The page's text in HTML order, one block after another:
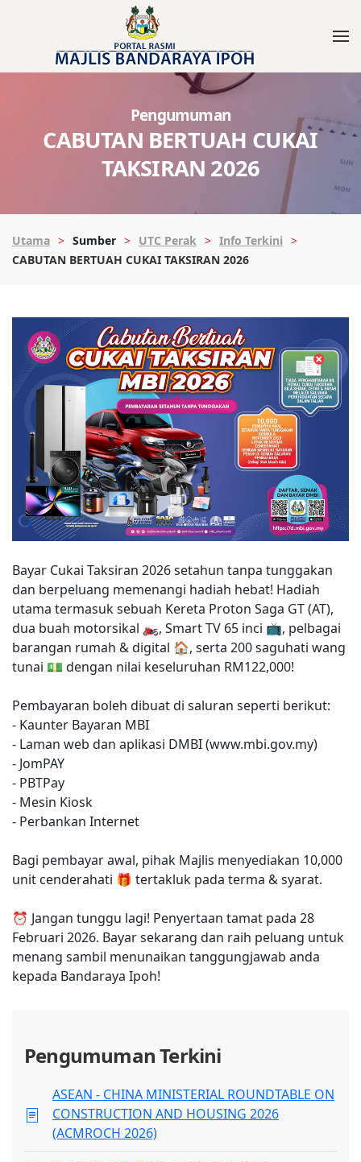
Pengumuman
CABUTAN BERTUAH CUKAI
TAKSIRAN 2026
Utama Sumber UTC Perak
Info Terkini
CABUTAN BERTUAH CUKAI TAKSIRAN 2026
Bayar Cukai Taksiran 2026 setahun tanpa tunggakan
dan berpeluang memenangi hadiah hebat! Hadiah
utama termasuk sebuah Kereta Proton Saga GT (AT),
dua buah motorsikal 🏍, Smart TV 65 inci 📺, pelbagai
barangan rumah & digital 🏠, serta 200 saguhati wang
tunai 💵 dengan nilai keseluruhan RM122,000!
Pembayaran boleh dibuat di saluran seperti berikut:
- Kaunter Bayaran MBI
- Laman web dan aplikasi DMBI (www.mbi.gov.my)
- JomPAY
- PBTPay
- Mesin Kiosk
- Perbankan Internet
Bagi pembayar awal, pihak Majlis menyediakan 10,000
unit cenderahati 🎁 tertakluk pada terma & syarat.
⏰ Jangan tunggu lagi! Penyertaan tamat pada 28
Februari 2026. Bayar sekarang dan raih peluang untuk
menang sambil menunaikan tanggungjawab anda
kepada Bandaraya Ipoh!
Pengumuman Terkini
ASEAN - CHINA MINISTERIAL ROUNDTABLE ON
CONSTRUCTION AND HOUSING 2026
(ACMROCH 2026)